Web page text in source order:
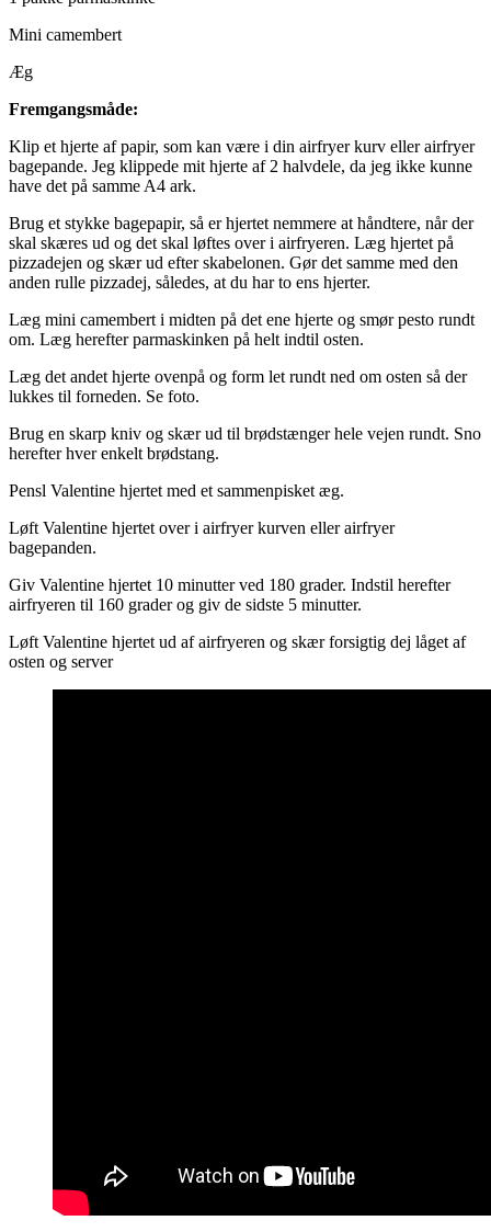
Mini camembert
Æg
Fremgangsmåde:
Klip et hjerte af papir, som kan være i din airfryer kurv eller airfryer
bagepande. Jeg klippede mit hjerte af 2 halvdele, da jeg ikke kunne
have det på samme A4 ark.
Brug et stykke bagepapir, så er hjertet nemmere at håndtere, når der
skal skæres ud og det skal løftes over i airfryeren. Læg hjertet på
pizzadejen og skær ud efter skabelonen. Gør det samme med den
anden rulle pizzadej, således, at du har to ens hjerter.
Læg mini camembert i midten på det ene hjerte og smør pesto rundt
om. Læg herefter parmaskinken på helt indtil osten.
Læg det andet hjerte ovenpå og form let rundt ned om osten så der
lukkes til forneden. Se foto.
Brug en skarp kniv og skær ud til brødstænger hele vejen rundt. Sno
herefter hver enkelt brødstang.
Pensl Valentine hjertet med et sammenpisket æg.
Løft Valentine hjertet over i airfryer kurven eller airfryer
bagepanden.
Giv Valentine hjertet 10 minutter ved 180 grader. Indstil herefter
airfryeren til 160 grader og giv de sidste 5 minutter.
Løft Valentine hjertet ud af airfryeren og skær forsigtig dej låget af
osten og server